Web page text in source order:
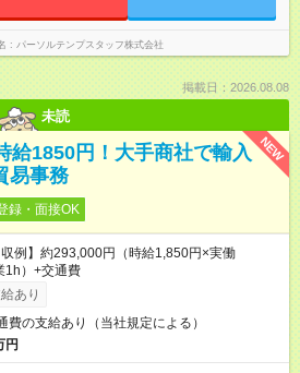
パーソルテンプスタッフ株式会社
掲載日：2026.08.08
未読
NEW
給1850円！大手商社で輸入
易事務
録・面接OK
例】約293,000円（時給1,850円×実働
1h）+交通費
あり
費の支給あり（当社規定による）
円